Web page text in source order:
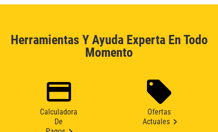
Herramientas Y Ayuda Experta En Todo
Momento
Calculadora
De
Ofertas
Actuales